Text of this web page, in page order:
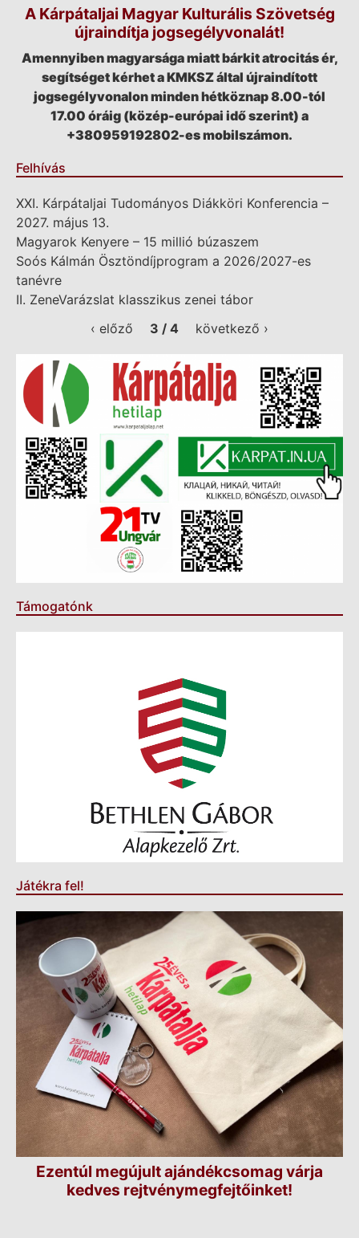
A Kárpátaljai Magyar Kulturális Szövetség
újraindítja jogsegélyvonalát!
Amennyiben magyarsága miatt bárkit atrocitás ér,
segítséget kérhet a KMKSZ által újraindított
jogsegélyvonalon minden hétköznap 8.00-tól
17.00 óráig (közép-európai idő szerint) a
+380959192802-es mobilszámon.
Felhívás
XXI. Kárpátaljai Tudományos Diákköri Konferencia –
2027. május 13.
Magyarok Kenyere – 15 millió búzaszem
Soós Kálmán Ösztöndíjprogram a 2026/2027-es
tanévre
II. ZeneVarázslat klasszikus zenei tábor
‹ előző
3 / 4 következő ›
Támogatónk
Játékra fel!
Ezentúl megújult ajándékcsomag várja
kedves rejtvénymegfejtőinket!